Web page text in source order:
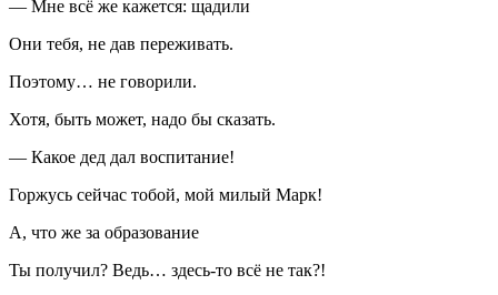
— Мне всё же кажется: щадили
Они тебя, не дав переживать.
Поэтому… не говорили.
Хотя, быть может, надо бы сказать.
— Какое дед дал воспитание!
Горжусь сейчас тобой, мой милый Марк!
А, что же за образование
Ты получил? Ведь… здесь-то всё не так?!